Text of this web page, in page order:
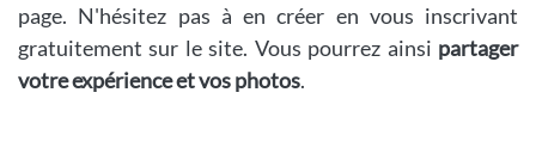
page. N'hésitez pas à en créer en vous inscrivant
gratuitement sur le site. Vous pourrez ainsi partager
votre expérience et vos photos.